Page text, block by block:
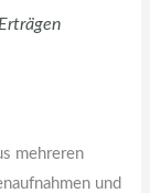
mehreren
und